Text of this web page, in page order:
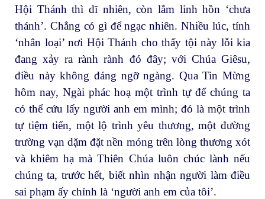
Hội Thánh thì dĩ nhiên, còn lắm linh hồn ‘chưa
thánh’. Chẳng có gì để ngạc nhiên. Nhiều lúc, tính
‘nhân loại’ nơi Hội Thánh cho thấy tội này lỗi kia
đang xảy ra rành rành đó đây; với Chúa Giêsu,
điều này không đáng ngỡ ngàng. Qua Tin Mừng
hôm nay, Ngài phác hoạ một trình tự để chúng ta
có thể cứu lấy người anh em mình; đó là một trình
tự tiệm tiến, một lộ trình yêu thương, một đường
trường vạn dặm đặt nền móng trên lòng thương xót
và khiêm hạ mà Thiên Chúa luôn chúc lành nếu
chúng ta, trước hết, biết nhìn nhận người làm điều
sai phạm ấy chính là ‘người anh em của tôi’.